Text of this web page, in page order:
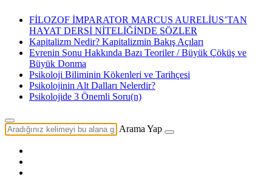
FİLOZOF İMPARATOR MARCUS AURELİUS’TAN
HAYAT DERSİ NİTELİĞİNDE SÖZLER
Kapitalizm Nedir? Kapitalizmin Bakış Açıları
Evrenin Sonu Hakkında Bazı Teoriler / Büyük Çöküş ve
Büyük Donma
Psikoloji Biliminin Kökenleri ve Tarihçesi
Psikolojinin Alt Dalları Nelerdir?
Psikolojide 3 Önemli Soru(n)
Arama Yap